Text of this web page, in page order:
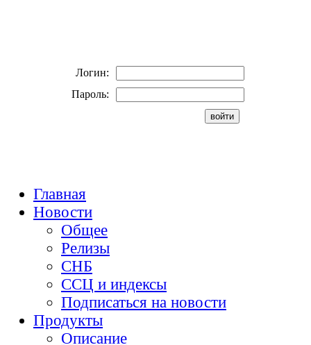
Логин:
Пароль:
Главная
Новости
Общее
Релизы
СНБ
ССЦ и индексы
Подписаться на новости
Продукты
Описание